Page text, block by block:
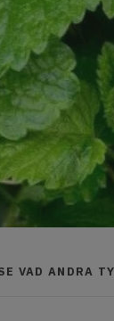
VAD ANDRA